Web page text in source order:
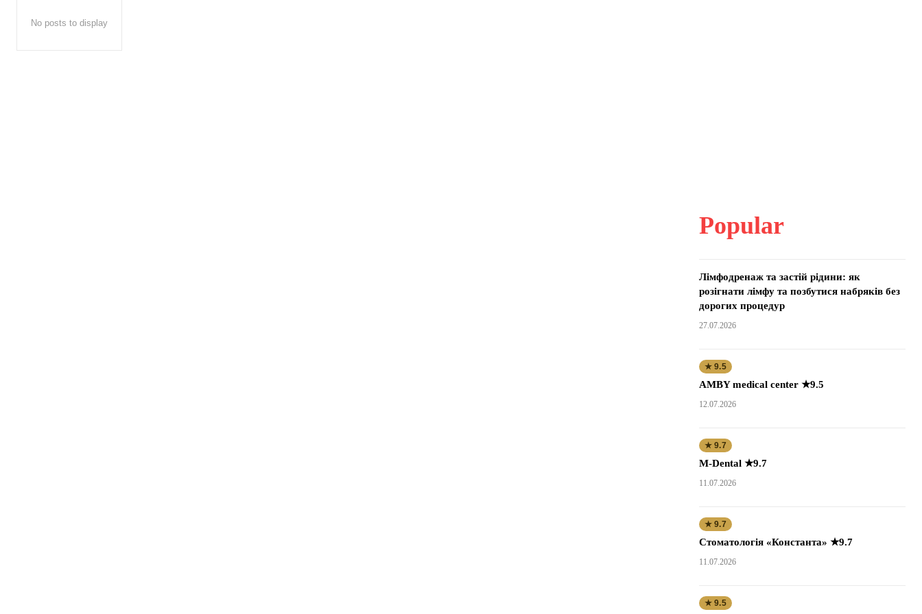
No posts to display
Popular
Лімфодренаж та застій рідини: як
розігнати лімфу та позбутися набряків без
дорогих процедур
27.07.2026
★ 9.5
AMBY medical center ★9.5
12.07.2026
★ 9.7
M-Dental ★9.7
11.07.2026
★ 9.7
Стоматологія «Константа» ★9.7
11.07.2026
★ 9.5